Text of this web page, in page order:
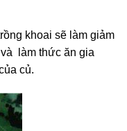
khoai sẽ làm giảm
làm thức ăn gia
củ.